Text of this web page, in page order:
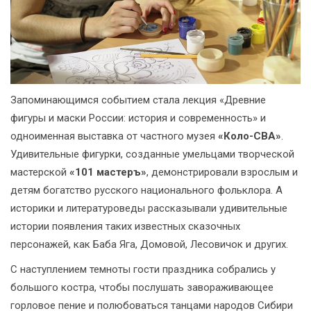
Запоминающимся событием стала лекция «Древние
фигуры и маски России: история и современность» и
одноименная выставка от частного музея «Коло-СВА».
Удивительные фигурки, созданные умельцами творческой
мастерской «101 мастеръ», демонстрировали взрослым и
детям богатство русского национального фольклора. А
историки и литературоведы рассказывали удивительные
истории появления таких известных сказочных
персонажей, как Баба Яга, Домовой, Лесовичок и других.
С наступлением темноты гости праздника собрались у
большого костра, чтобы послушать завораживающее
горловое пение и полюбоваться танцами народов Сибири